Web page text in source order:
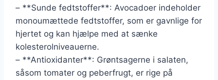
– **Sunde fedtstoffer**: Avocadoer indeholder
monoumættede fedtstoffer, som er gavnlige for
hjertet og kan hjælpe med at sænke
kolesterolniveauerne.
– **Antioxidanter**: Grøntsagerne i salaten,
såsom tomater og peberfrugt, er rige på